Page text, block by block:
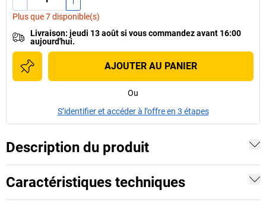
Plus que 7 disponible(s)
Livraison: jeudi 13 aoûtsi vouscommandez avant 16:00
aujourd'hui.
AJOUTER AU PANIER
Ou
S’identifier et accéder à l’offre en 3 étapes
Description du produit
Caractéristiques techniques